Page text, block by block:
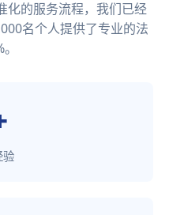
化的服务流程，我们已经
名个人提供了专业的法
验